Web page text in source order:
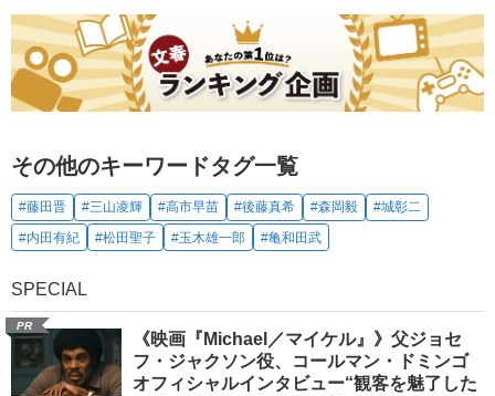
その他のキーワードタグ一覧
#藤田晋 #三山凌輝 #高市早苗 #後藤真希 #森岡毅
#城彰二
#内田有紀
#松田聖子 #玉木雄一郎 #亀和田武
SPECIAL
PR
《映画『Michael／マイケル』》父ジョセ
フ・ジャクソン役、コールマン・ドミンゴ
オフィシャルインタビュー“観客を魅了した